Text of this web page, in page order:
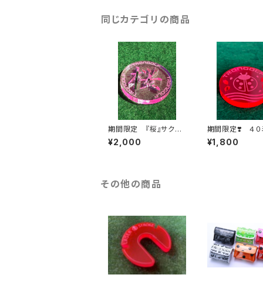
同じカテゴリの商品
期間限定 『桜』サクラ
漢字デザイン
¥2,000
期間限定❣️ ４０
ケット サクラデ
¥1,800
その他の商品